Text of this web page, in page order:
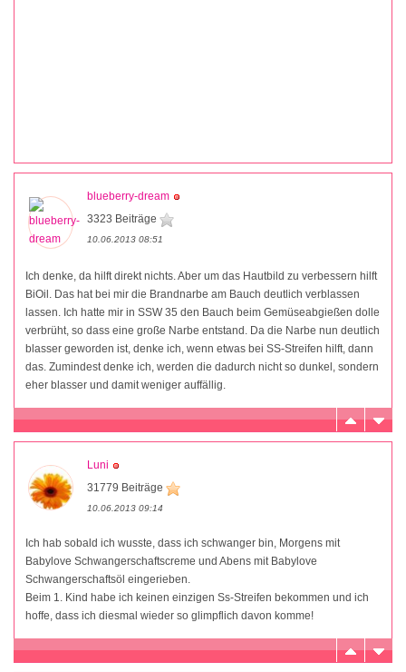
blueberry-dream
3323 Beiträge
10.06.2013 08:51
Ich denke, da hilft direkt nichts. Aber um das Hautbild zu verbessern hilft
BiOil. Das hat bei mir die Brandnarbe am Bauch deutlich verblassen
lassen. Ich hatte mir in SSW 35 den Bauch beim Gemüseabgießen dolle
verbrüht, so dass eine große Narbe entstand. Da die Narbe nun deutlich
blasser geworden ist, denke ich, wenn etwas bei SS-Streifen hilft, dann
das. Zumindest denke ich, werden die dadurch nicht so dunkel, sondern
eher blasser und damit weniger auffällig.
Luni
31779 Beiträge
10.06.2013 09:14
Ich hab sobald ich wusste, dass ich schwanger bin, Morgens mit
Babylove Schwangerschaftscreme und Abens mit Babylove
Schwangerschaftsöl eingerieben.
Beim 1. Kind habe ich keinen einzigen Ss-Streifen bekommen und ich
hoffe, dass ich diesmal wieder so glimpflich davon komme!